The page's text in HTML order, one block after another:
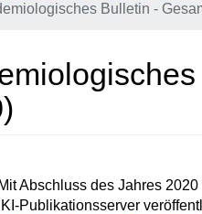
Bulletin -
Mit Abschluss des Jahres
Publikationsserver